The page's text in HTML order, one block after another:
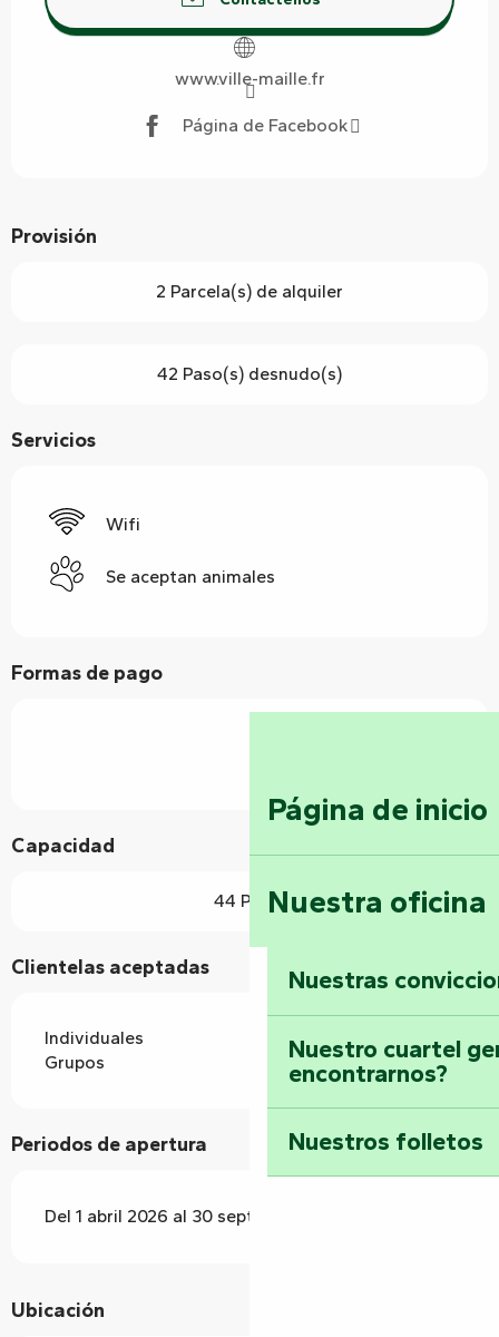
Página de inicio
Nuestra oficina
Nuestras
Nuestro cuartel
encontrarnos?
Nuestros folletos
www.ville-maille.fr
Página de Facebook
Provisión
2 Parcela(s) de alquiler
42 Paso(s) desnudo(s)
Servicios
Wifi
Se aceptan animales
Formas de pago
Capacidad
44 Plaza
Clientelas aceptadas
Individuales
Grupos
Periodos de apertura
Del 1 abril 2026 al 30 septiembre 2026
Ubicación